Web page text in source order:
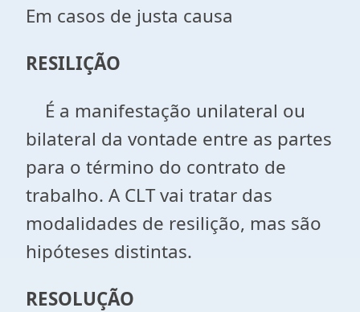
Em casos de justa causa
RESILIÇÃO
É a manifestação unilateral ou
bilateral da vontade entre as partes
para o término do contrato de
trabalho. A CLT vai tratar das
modalidades de resilição, mas são
hipóteses distintas.
RESOLUÇÃO